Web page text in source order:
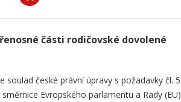
části rodičovské dovolené
soulad české právní úpravy s požadavky čl. 5
Evropského parlamentu a Rady (EU)